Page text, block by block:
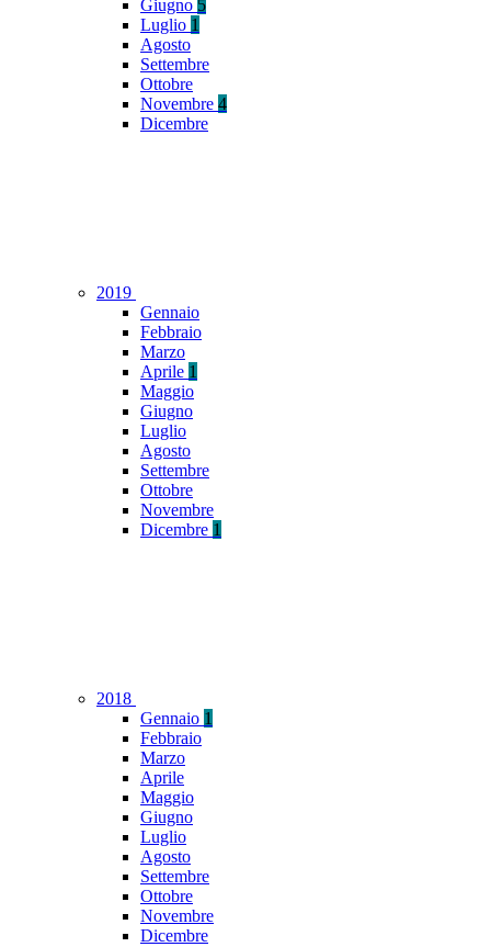
Giugno 5
Luglio 1
Agosto
Settembre
Ottobre
Novembre 4
Dicembre
2019
Gennaio
Febbraio
Marzo
Aprile 1
Maggio
Giugno
Luglio
Agosto
Settembre
Ottobre
Novembre
Dicembre 1
2018
Gennaio 1
Febbraio
Marzo
Aprile
Maggio
Giugno
Luglio
Agosto
Settembre
Ottobre
Novembre
Dicembre